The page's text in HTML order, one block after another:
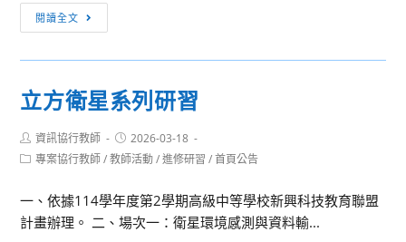
閱讀全文
生
活
如
用
Gemini
NotebookLM
製
立方衛星系列研習
Post
author:
資訊協行教師
Post
published:
2026-03-18
Post專案協行教師 / 教師活動 / 進修研習 / 首頁公告
一、依據114學年度第2學期高級中等學校新興科技教育聯盟
計畫辦理。 二、場次一：衛星環境感測與資料輸...